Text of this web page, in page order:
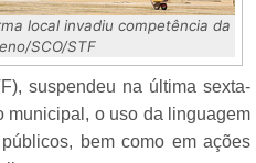
local invadiu competência da
SCO/STF
suspendeu na última sexta-
municipal, o uso da linguagem
bem como em ações